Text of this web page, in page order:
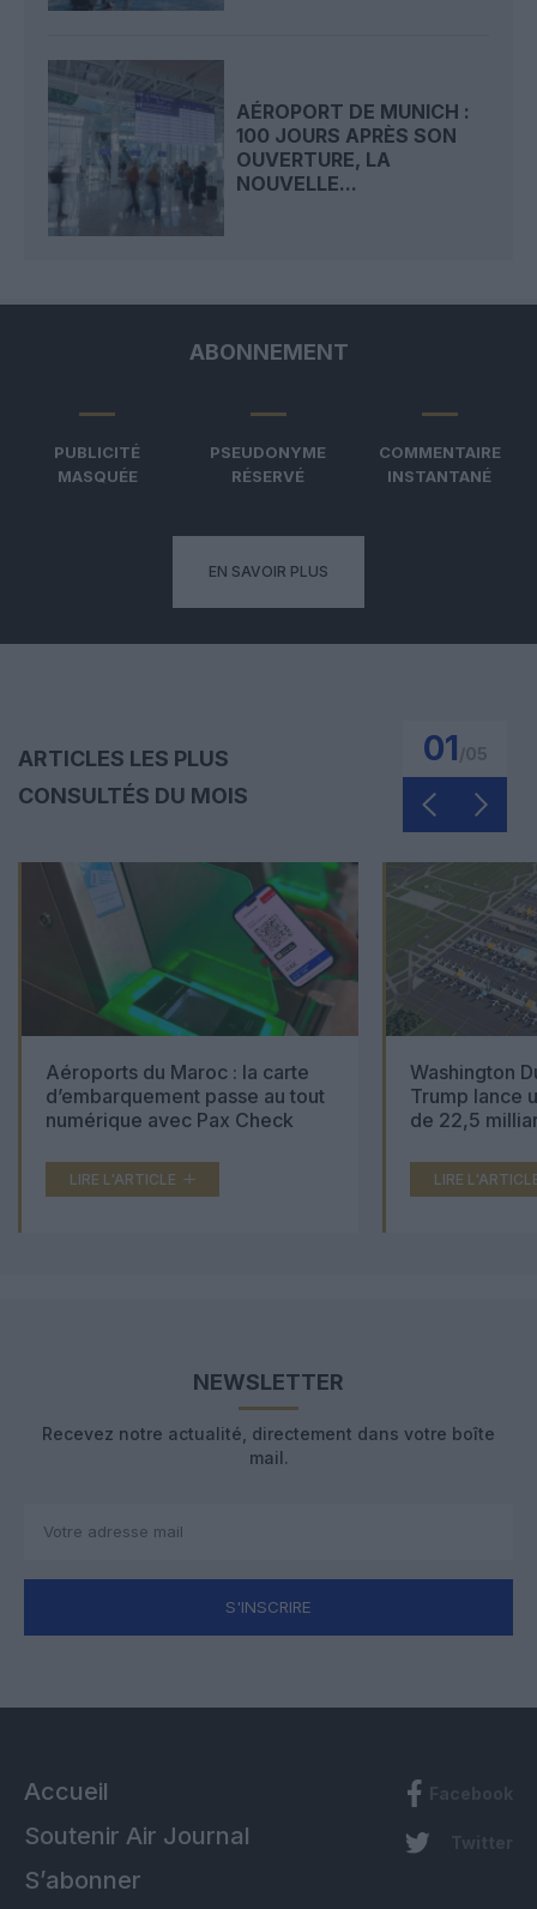
AÉROPORT DE MUNICH :
100 JOURS APRÈS SON
OUVERTURE, LA
NOUVELLE...
ABONNEMENT
PUBLICITÉ
MASQUÉE
PSEUDONYME
RÉSERVÉ
COMMENTAIRE
INSTANTANÉ
EN SAVOIR PLUS
ARTICLES LES PLUS
CONSULTÉS DU MOIS
01
Aéroports du Maroc : la carte
d’embarquement passe au tout
numérique avec Pax Check
LIRE L'ARTICLE
Washington
Trump lance
de 22,5
LIRE
NEWSLETTER
Recevez notre actualité, directement dans votre boîte
mail.
S'INSCRIRE
Accueil
Soutenir Air Journal
S’abonner